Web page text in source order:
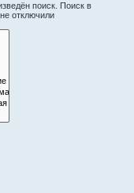
поиск. Поиск в
отключили